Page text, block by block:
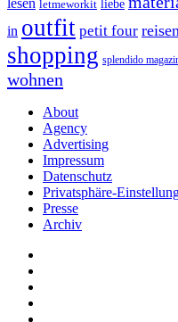
lesen letmeworkit liebe
in outfit petit four
shopping splendido
wohnen
About
Agency
Advertising
Impressum
Datenschutz
Privatsphäre-
Presse
Archiv